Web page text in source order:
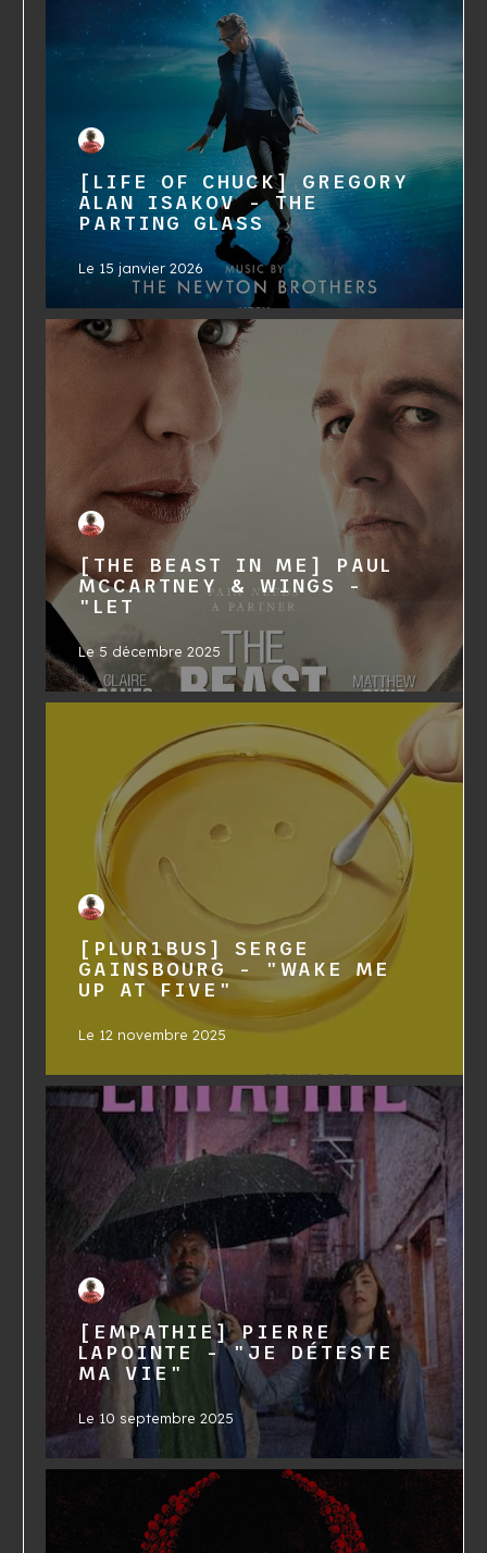
[LIFE OF CHUCK] GREGORY
ALAN ISAKOV - THE
PARTING GLASS
Le 15 janvier 2026
[THE BEAST IN ME] PAUL
MCCARTNEY & WINGS -
"LET
Le 5 décembre 2025
[PLUR1BUS] SERGE
GAINSBOURG - "WAKE ME
UP AT FIVE"
Le 12 novembre 2025
[EMPATHIE] PIERRE
LAPOINTE - "JE DÉTESTE
MA VIE"
Le 10 septembre 2025